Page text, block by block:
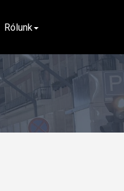
Rólunk